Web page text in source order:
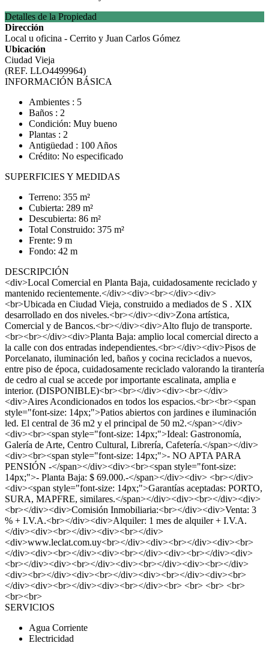
Detalles de la Propiedad
Dirección
Local u oficina - Cerrito y Juan Carlos Gómez
Ubicación
Ciudad Vieja
(REF. LLO4499964)
INFORMACIÓN BÁSICA
Ambientes : 5
Baños : 2
Condición: Muy bueno
Plantas : 2
Antigüedad : 100 Años
Crédito: No especificado
SUPERFICIES Y MEDIDAS
Terreno: 355 m²
Cubierta: 289 m²
Descubierta: 86 m²
Total Construido: 375 m²
Frente: 9 m
Fondo: 42 m
DESCRIPCIÓN
<div>Local Comercial en Planta Baja, cuidadosamente reciclado y
mantenido recientemente.</div><div><br></div><div>
<br>Ubicada en Ciudad Vieja, construido a mediados de S . XIX
desarrollado en dos niveles.<br></div><div>Zona artística,
Comercial y de Bancos.<br></div><div>Alto flujo de transporte.
<br><br></div><div>Planta Baja: amplio local comercial directo a
la calle con dos entradas independientes.<br></div><div>Pisos de
Porcelanato, iluminación led, baños y cocina reciclados a nuevos,
entre piso de época, cuidadosamente reciclado valorando la tirantería
de cedro al cual se accede por importante escalinata, amplia e
interior. (DISPONIBLE)<br><br></div><div><br></div>
<div>Aires Acondicionados en todos los espacios.<br><br><span
style="font-size: 14px;">Patios abiertos con jardines e iluminación
led. El central de 36 m2 y el principal de 50 m2.</span></div>
<div><br><span style="font-size: 14px;">Ideal: Gastronomía,
Galería de Arte, Centro Cultural, Librería, Cafetería.</span></div>
<div><br><span style="font-size: 14px;">- NO APTA PARA
PENSIÓN -</span></div><div><br><span style="font-size:
14px;">- Planta Baja: $ 69.000.-</span></div><div> <br></div>
<div><span style="font-size: 14px;">Garantías aceptadas: PORTO,
SURA, MAPFRE, similares.</span></div><div><br></div><div>
<br></div><div>Comisión Inmobiliaria:<br></div><div>Venta: 3
% + I.V.A.<br></div><div>Alquiler: 1 mes de alquiler + I.V.A.
</div><div><br></div><div><br></div>
<div>www.leclat.com.uy<br></div><div><br></div><div><br>
</div><div><br></div><div><br></div><div><br></div><div>
<br></div><div><br></div><div><br></div><div><br></div>
<div><br></div><div><br></div><div><br></div><div><br>
</div><div><br></div><div><br></div><br> <br> <br> <br>
<br><br>
SERVICIOS
Agua Corriente
Electricidad